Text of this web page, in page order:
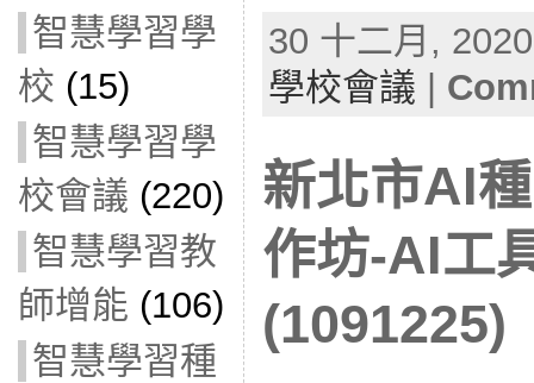
智慧學習學
校 (15)
智慧學習學
校會議 (220)
智慧學習教
師增能 (106)
智慧學習種
30 十二月,
學校會議
新北市AI
作坊-AI工
(1091225)